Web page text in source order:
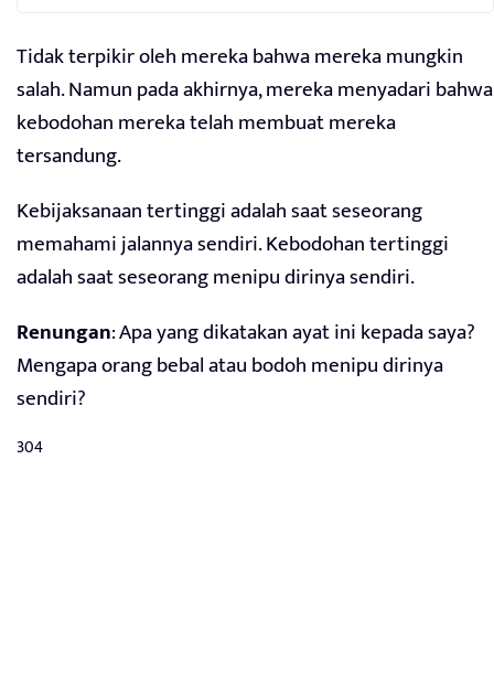
Tidak terpikir oleh mereka bahwa mereka mungkin
salah. Namun pada akhirnya, mereka menyadari bahwa
kebodohan mereka telah membuat mereka
tersandung.
Kebijaksanaan tertinggi adalah saat seseorang
memahami jalannya sendiri. Kebodohan tertinggi
adalah saat seseorang menipu dirinya sendiri.
Renungan: Apa yang dikatakan ayat ini kepada saya?
Mengapa orang bebal atau bodoh menipu dirinya
sendiri?
304